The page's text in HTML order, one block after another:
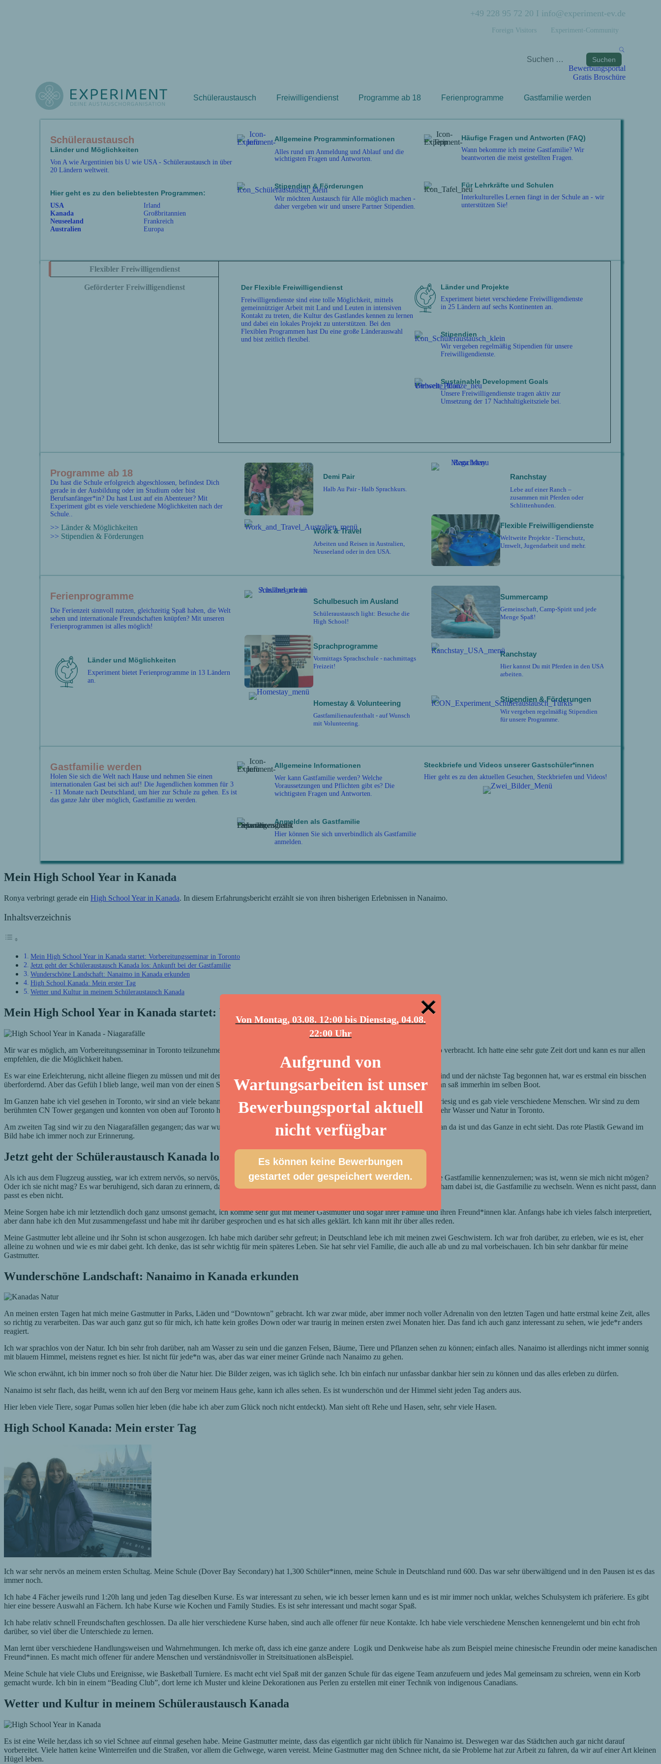
+49 228 95 72 20 I info@experiment-ev.de
Foreign Visitors Experiment-Community
Bewerbungsportal
Gratis Broschüre
Schüleraustausch Freiwilligendienst Programme ab 18 Ferienprogramme Gastfamilie werden
Schüleraustausch
Länder und Möglichkeiten
Von A wie Argentinien bis U wie USA - Schüleraustausch in über
20 Ländern weltweit.
Hier geht es zu den beliebtesten Programmen:
USA
Kanada
Neuseeland
Australien
Irland
Großbritannien
Frankreich
Europa
Allgemeine Programminformationen
Alles rund um Anmeldung und Ablauf und die
wichtigsten Fragen und Antworten.
Stipendien & Förderungen
Wir möchten Austausch für Alle möglich machen -
daher vergeben wir und unsere Partner Stipendien.
Häufige Fragen und Antworten (FAQ)
Wann bekomme ich meine Gastfamilie? Wir
beantworten die meist gestellten Fragen.
Für Lehrkräfte und Schulen
Interkulturelles Lernen fängt in der Schule an - wir
unterstützen Sie!
Flexibler Freiwilligendienst
Geförderter Freiwilligendienst Der Flexible Freiwilligendienst
Freiwilligendienste sind eine tolle Möglichkeit, mittels
gemeinnütziger Arbeit mit Land und Leuten in intensiven
Kontakt zu treten, die Kultur des Gastlandes kennen zu lernen
und dabei ein lokales Projekt zu unterstützen. Bei den
Flexiblen Programmen hast Du eine große Länderauswahl
und bist zeitlich flexibel.
Länder und Projekte
Experiment bietet verschiedene Freiwilligendienste
in 25 Ländern auf sechs Kontinenten an.
Stipendien
Wir vergeben regelmäßig Stipendien für unsere
Freiwilligendienste.
Sustainable Development Goals
Unsere Freiwilligendienste tragen aktiv zur
Umsetzung der 17 Nachhaltigkeitsziele bei.
Programme ab 18
Du hast die Schule erfolgreich abgeschlossen, befindest Dich
gerade in der Ausbildung oder im Studium oder bist
Berufsanfänger*in? Du hast Lust auf ein Abenteuer? Mit
Experiment gibt es viele verschiedene Möglichkeiten nach der
Schule..
>> Länder & Möglichkeiten
>> Stipendien & Förderungen
Demi Pair
Halb Au Pair - Halb Sprachkurs.
Work & Travel
Arbeiten und Reisen in Australien,
Neuseeland oder in den USA.
Ranchstay
Lebe auf einer Ranch –
zusammen mit Pferden oder
Schlittenhunden.
Flexible Freiwilligendienste
Weltweite Projekte - Tierschutz,
Umwelt, Jugendarbeit und mehr.
Ferienprogramme
Die Ferienzeit sinnvoll nutzen, gleichzeitig Spaß haben, die Welt
sehen und internationale Freundschaften knüpfen? Mit unseren
Ferienprogrammen ist alles möglich!
Länder und Möglichkeiten
Experiment bietet Ferienprogramme in 13 Ländern
an.
Schulbesuch im Ausland
Schüleraustausch light: Besuche die
High School!
Sprachprogramme
Vormittags Sprachschule - nachmittags
Freizeit!
Homestay & Volunteering
Gastfamilienaufenthalt - auf Wunsch
mit Volunteering.
Summercamp
Gemeinschaft, Camp-Spirit und jede
Menge Spaß!
Ranchstay
Hier kannst Du mit Pferden in den USA
arbeiten.
Stipendien & Förderungen
Wir vergeben regelmäßig Stipendien
für unsere Programme.
Gastfamilie werden
Holen Sie sich die Welt nach Hause und nehmen Sie einen
internationalen Gast bei sich auf! Die Jugendlichen kommen für 3
- 11 Monate nach Deutschland, um hier zur Schule zu gehen. Es ist
das ganze Jahr über möglich, Gastfamilie zu werden.
Allgemeine Informationen
Wer kann Gastfamilie werden? Welche
Voraussetzungen und Pflichten gibt es? Die
wichtigsten Fragen und Antworten.
Anmelden als Gastfamilie
Hier können Sie sich unverbindlich als Gastfamilie
anmelden.
Steckbriefe und Videos unserer Gastschüler*innen
Hier geht es zu den aktuellen Gesuchen, Steckbriefen und Videos!
Mein High School Year in Kanada
Ronya verbringt gerade ein High School Year in Kanada. In diesem Erfahrungsbericht erzählt sie von ihren bisherigen Erlebnissen in Nanaimo.
Inhaltsverzeichnis
Mein High School Year in Kanada startet: Vorbereitungsseminar in Toronto
Jetzt geht der Schüleraustausch Kanada los: Ankunft bei der Gastfamilie
Wunderschöne Landschaft: Nanaimo in Kanada erkunden
High School Kanada: Mein erster Tag
Wetter und Kultur in meinem Schüleraustausch Kanada
Mein High School Year in Kanada startet: Vorbereitungsseminar in Toronto
Mir war es möglich, am Vorbereitungsseminar in Toronto teilzunehmen. Ich bin am 26.08.2022 losgefahren und habe dann 4 Tage in Toronto verbracht. Ich hatte eine sehr gute Zeit dort und kann es nur allen
empfehlen, die die Möglichkeit haben.
Es war eine Erleichterung, nicht alleine fliegen zu müssen und mit dem Visumsprozess nicht alleine dazustehen. Als wir dann angekommen sind und der nächste Tag begonnen hat, war es erstmal ein bisschen
überfordernd. Aber das Gefüh l blieb lange, weil man von der einen Sache zur nächsten ging und man immer mit anderen zusammen war; man saß immerhin im selben Boot.
Im Ganzen habe ich viel gesehen in Toronto, wir sind an viele bekannte Orte und kleine wunderschöne Ecken gegangen. Die Häuser waren riesig und es gab viele verschiedene Menschen. Wir sind zu dem
berühmten CN Tower gegangen und konnten von oben auf Toronto herabblicken, ähnlich wie der Fernsehturm, allerdings gibt es sehr viel mehr Wasser und Natur in Toronto.
Am zweiten Tag sind wir zu den Niagarafällen gegangen; das war wunderschön und überwältigend. Es ist ein ganz anderes Gefühl, wenn man da ist und das Ganze in echt sieht. Das rote Plastik Gewand im
Bild habe ich immer noch zur Erinnerung.
Jetzt geht der Schüleraustausch Kanada los: Ankunft bei der Gastfamilie
Als ich aus dem Flugzeug ausstieg, war ich extrem nervös, so nervös, dass ich meinen Herzschlag hören konnte. Ich hatte Angst davor, meine Gastfamilie kennenzulernen; was ist, wenn sie mich nicht mögen?
Oder ich sie nicht mag? Es war beruhigend, sich daran zu erinnern, dass selbst wenn es nicht passt, dass es kein Problem und auch keinen Scham dabei ist, die Gastfamilie zu wechseln. Wenn es nicht passt, dann
passt es eben nicht.
Meine Sorgen habe ich mir letztendlich doch ganz umsonst gemacht, ich komme sehr gut mit meiner Gastmutter und sogar ihrer Familie und ihren Freund*innen klar. Anfangs habe ich vieles falsch interpretiert,
aber dann habe ich den Mut zusammengefasst und habe mit ihr darüber gesprochen und es hat sich alles geklärt. Ich kann mit ihr über alles reden.
Meine Gastmutter lebt alleine und ihr Sohn ist schon ausgezogen. Ich habe mich darüber sehr gefreut; in Deutschland lebe ich mit meinen zwei Geschwistern. Ich war froh darüber, zu erleben, wie es ist, eher
alleine zu wohnen und wie es mir dabei geht. Ich denke, das ist sehr wichtig für mein späteres Leben. Sie hat sehr viel Familie, die auch alle ab und zu mal vorbeischauen. Ich bin sehr dankbar für meine
Gastmutter.
Wunderschöne Landschaft: Nanaimo in Kanada erkunden
An meinen ersten Tagen hat mich meine Gastmutter in Parks, Läden und “Downtown” gebracht. Ich war zwar müde, aber immer noch voller Adrenalin von den letzten Tagen und hatte erstmal keine Zeit, alles
so richtig zu verarbeiten. Das war auch ganz gut so für mich, ich hatte kein großes Down oder war traurig in meinen ersten zwei Monaten hier. Das fand ich auch ganz interessant zu sehen, wie jede*r anders
reagiert.
Ich war sprachlos von der Natur. Ich bin sehr froh darüber, nah am Wasser zu sein und die ganzen Felsen, Bäume, Tiere und Pflanzen sehen zu können; einfach alles. Nanaimo ist allerdings nicht immer sonnig
mit blauem Himmel, meistens regnet es hier. Ist nicht für jede*n was, aber das war einer meiner Gründe nach Nanaimo zu gehen.
Wie schon erwähnt, ich bin immer noch so froh über die Natur hier. Die Bilder zeigen, was ich täglich sehe. Ich bin einfach nur unfassbar dankbar hier sein zu können und das alles erleben zu dürfen.
Nanaimo ist sehr flach, das heißt, wenn ich auf den Berg vor meinem Haus gehe, kann ich alles sehen. Es ist wunderschön und der Himmel sieht jeden Tag anders aus.
Hier leben viele Tiere, sogar Pumas sollen hier leben (die habe ich aber zum Glück noch nicht entdeckt). Man sieht oft Rehe und Hasen, sehr, sehr viele Hasen.
High School Kanada: Mein erster Tag
Ich war sehr nervös an meinem ersten Schultag. Meine Schule (Dover Bay Secondary) hat 1,300 Schüler*innen, meine Schule in Deutschland rund 600. Das war sehr überwältigend und in den Pausen ist es das
immer noch.
Ich habe 4 Fächer jeweils rund 1:20h lang und jeden Tag dieselben Kurse. Es war interessant zu sehen, wie ich besser lernen kann und es ist mir immer noch unklar, welches Schulsystem ich präferiere. Es gibt
hier eine bessere Auswahl an Fächern. Ich habe Kurse wie Kochen und Family Studies. Es ist sehr interessant und macht sogar Spaß.
Ich habe relativ schnell Freundschaften geschlossen. Da alle hier verschiedene Kurse haben, sind auch alle offener für neue Kontakte. Ich habe viele verschiedene Menschen kennengelernt und bin echt froh
darüber, so viel über die Unterschiede zu lernen.
Man lernt über verschiedene Handlungsweisen und Wahrnehmungen. Ich merke oft, dass ich eine ganze andere Logik und Denkweise habe als zum Beispiel meine chinesische Freundin oder meine kanadischen
Freund*innen. Es macht mich offener für andere Menschen und verständnisvoller in Streitsituationen alsBeispiel.
Meine Schule hat viele Clubs und Ereignisse, wie Basketball Turniere. Es macht echt viel Spaß mit der ganzen Schule für das eigene Team anzufeuern und jedes Mal gemeinsam zu schreien, wenn ein Korb
gemacht wurde. Ich bin in einem “Beading Club”, dort lerne ich Muster und kleine Dekorationen aus Perlen zu erstellen mit einer Technik von indigenous Canadians.
Wetter und Kultur in meinem Schüleraustausch Kanada
Es ist eine Weile her,dass ich so viel Schnee auf einmal gesehen habe. Meine Gastmutter meinte, dass das eigentlich gar nicht üblich für Nanaimo ist. Deswegen war das Städtchen auch gar nicht darauf
vorbereitet. Viele hatten keine Winterreifen und die Straßen, vor allem die Gehwege, waren vereist. Meine Gastmutter mag den Schnee nicht, da sie Probleme hat zur Arbeit zu fahren, da wir auf einer Art kleinen
Hügel leben.
Von Montag, 03.08. 12:00 bis Dienstag, 04.08.
22:00 Uhr
Aufgrund von
Wartungsarbeiten ist unser
Bewerbungsportal aktuell
nicht verfügbar
Es können keine Bewerbungen
gestartet oder gespeichert werden.